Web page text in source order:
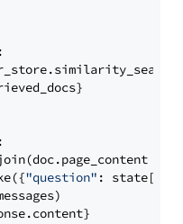
"question" : state[